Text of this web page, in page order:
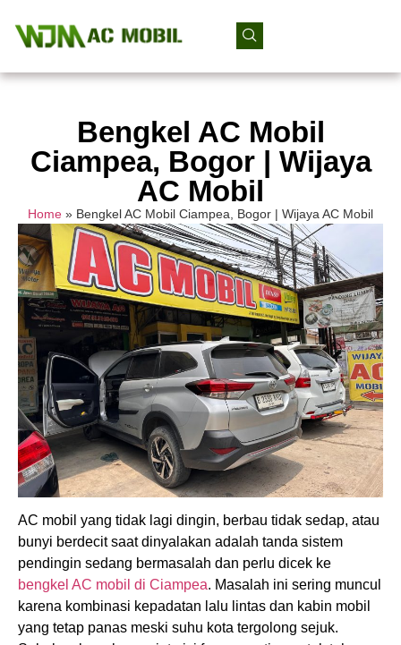
Bengkel AC Mobil
Ciampea, Bogor | Wijaya
AC Mobil
Home » Bengkel AC Mobil Ciampea, Bogor | Wijaya AC Mobil
AC mobil yang tidak lagi dingin, berbau tidak sedap, atau
bunyi berdecit saat dinyalakan adalah tanda sistem
pendingin sedang bermasalah dan perlu dicek ke
bengkel AC mobil di Ciampea. Masalah ini sering muncul
karena kombinasi kepadatan lalu lintas dan kabin mobil
yang tetap panas meski suhu kota tergolong sejuk.